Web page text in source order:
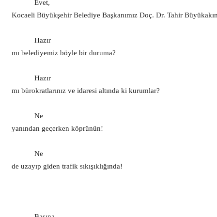
Evet,
Kocaeli Büyükşehir Belediye Başkanımız Doç. Dr. Tahir
Hazır
mı belediyemiz böyle bir duruma?
Hazır
mı bürokratlarınız ve idaresi altında ki kurumlar?
Ne
yanından geçerken köprünün!
Ne
de uzayıp giden trafik sıkışıklığında!